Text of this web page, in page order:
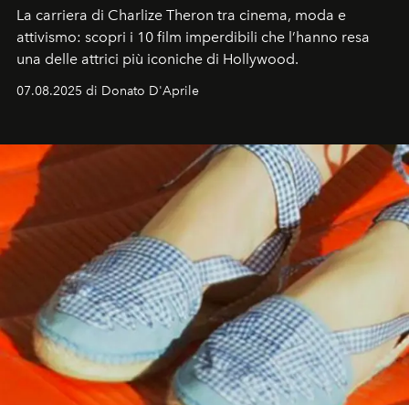
La carriera di Charlize Theron tra cinema, moda e
attivismo: scopri i 10 film imperdibili che l’hanno resa
una delle attrici più iconiche di Hollywood.
07.08.2025 di Donato D'Aprile